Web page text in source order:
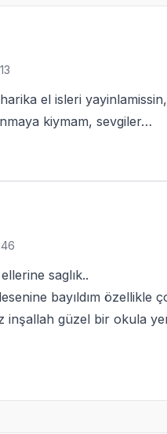
el isleri
kiymam, sevgiler…
saglık..
bayıldım özellikle
inşallah güzel bir okula